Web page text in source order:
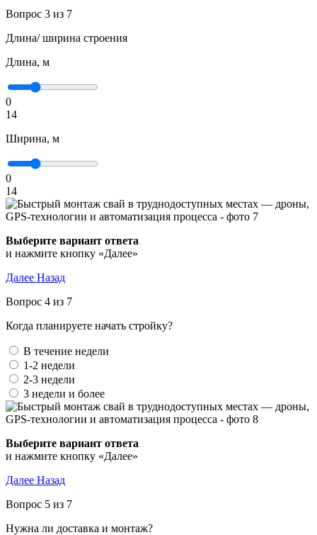
Вопрос 3 из 7
Длина/ ширина строения
Длина, м
0
14
Ширина, м
0
14
Выберите вариант ответа
и нажмите кнопку «Далее»
Далее Назад
Вопрос 4 из 7
Когда планируете начать стройку?
В течение недели
1-2 недели
2-3 недели
3 недели и более
Выберите вариант ответа
и нажмите кнопку «Далее»
Далее Назад
Вопрос 5 из 7
Нужна ли доставка и монтаж?